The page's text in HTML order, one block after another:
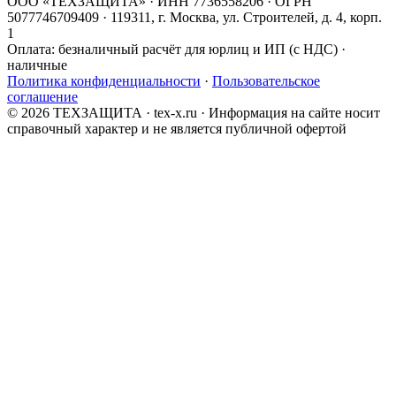
5077746709409 · 119311, г. Москва, ул. Строителей, д. 4, корп.
1
Оплата: безналичный расчёт для юрлиц и ИП (с НДС) ·
наличные
Политика конфиденциальности · Пользовательское
соглашение
© 2026 ТЕХЗАЩИТА · tex-x.ru · Информация на сайте носит
справочный характер и не является публичной офертой